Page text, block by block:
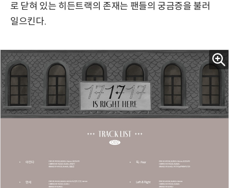
로 닫혀 있는 히든트랙의 존재는 팬들의 궁금증을 불러
일으킨다.